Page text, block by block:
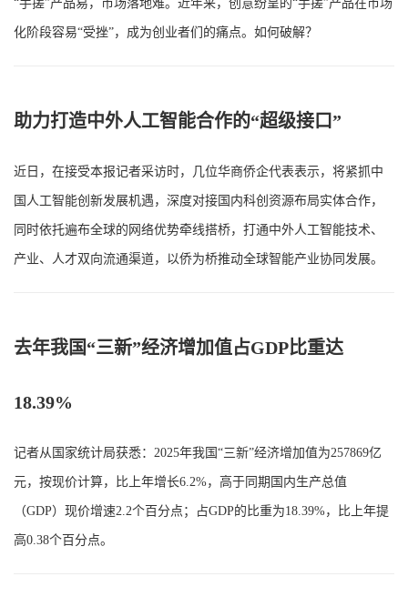
“手搓”产品易，市场落地难。近年来，创意纷呈的“手搓”产品在市场
化阶段容易“受挫”，成为创业者们的痛点。如何破解？
助力打造中外人工智能合作的“超级接口”
近日，在接受本报记者采访时，几位华商侨企代表表示，将紧抓中
国人工智能创新发展机遇，深度对接国内科创资源布局实体合作，
同时依托遍布全球的网络优势牵线搭桥，打通中外人工智能技术、
产业、人才双向流通渠道，以侨为桥推动全球智能产业协同发展。
去年我国“三新”经济增加值占GDP比重达
18.39%
记者从国家统计局获悉：2025年我国“三新”经济增加值为257869亿
元，按现价计算，比上年增长6.2%，高于同期国内生产总值
（GDP）现价增速2.2个百分点；占GDP的比重为18.39%，比上年提
高0.38个百分点。